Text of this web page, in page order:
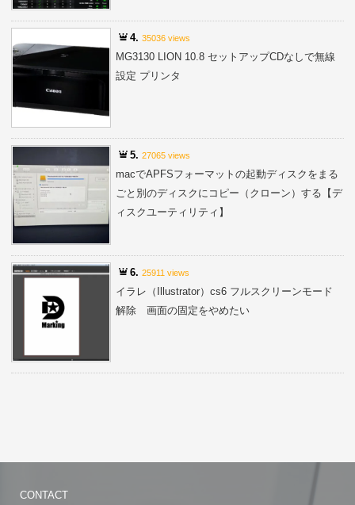
4.35036 views
MG3130 LION 10.8 セットアップCDなしで無線
設定 プリンタ
5.27065 views
macでAPFSフォーマットの起動ディスクをまる
ごと別のディスクにコピー（クローン）する【デ
ィスクユーティリティ】
6.25911 views
イラレ（Illustrator）cs6 フルスクリーンモード
解除 画面の固定をやめたい
CONTACT